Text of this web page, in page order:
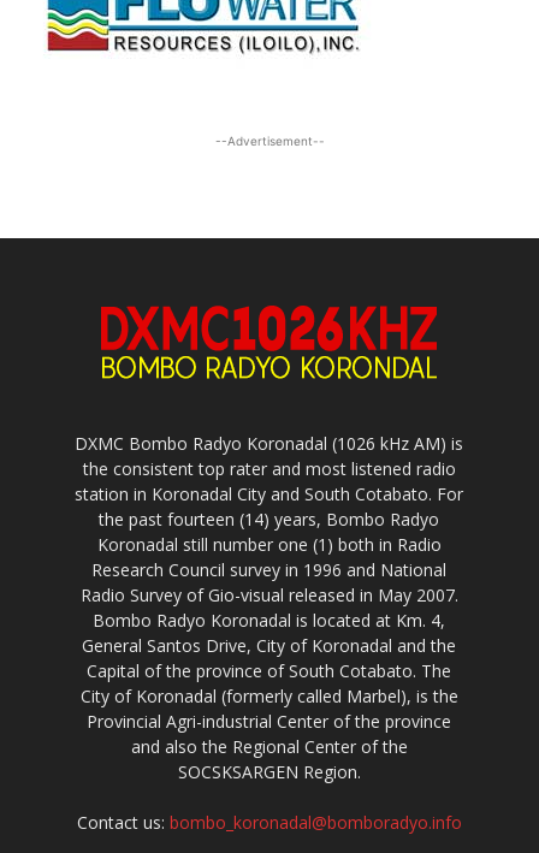
--Advertisement--
DXMC Bombo Radyo Koronadal (1026 kHz AM) is
the consistent top rater and most listened radio
station in Koronadal City and South Cotabato. For
the past fourteen (14) years, Bombo Radyo
Koronadal still number one (1) both in Radio
Research Council survey in 1996 and National
Radio Survey of Gio-visual released in May 2007.
Bombo Radyo Koronadal is located at Km. 4,
General Santos Drive, City of Koronadal and the
Capital of the province of South Cotabato. The
City of Koronadal (formerly called Marbel), is the
Provincial Agri-industrial Center of the province
and also the Regional Center of the
SOCSKSARGEN Region.
Contact us: bombo_koronadal@bomboradyo.info